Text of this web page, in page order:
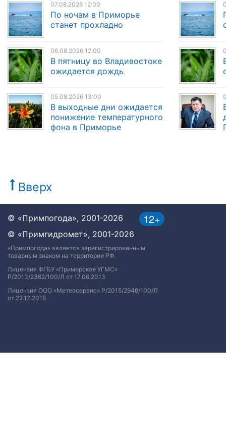
07.08.2026 12:00
По ночам в Приморье
станет прохладно
06.08.2026 12:00
В пятницу во Владивостоке
ожидается дождь
05.08.2026 13:00
В выходные дни ожидается
понижение температурного
фона в Приморье
Вверх
12+
© «Примпогода», 2001-2026
© «Примгидромет», 2001-2026
«Примпогода» является зарегистрированным
товарным знаком на территории РФ.
Лицензия ФГБУ «Приморское УГМС»
Р/2013/2362/100/Л от 17.06.2013
Лицензия ООО «Метеосервис» Р/2015/2946/100/Л
от 22.12.2015